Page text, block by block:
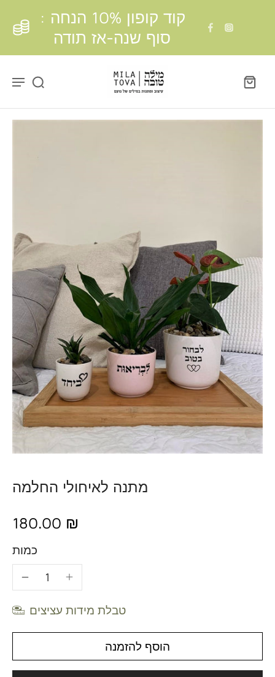
דלג לתוכן
דלג לתפריט
פתח ווידג'ט נגישות
קוד קופון 10% הנחה :
סוף שנה-אז תודה
מתנה לאיחולי החלמה
180.00 ₪
כמות
טבלת מידות עציצים
הוסף להזמנה